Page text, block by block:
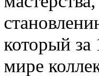
который за
мире